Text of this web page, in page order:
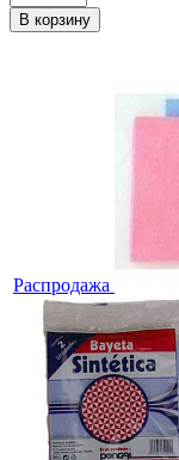
Распродажа